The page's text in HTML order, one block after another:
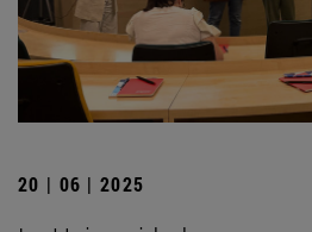
20 | 06 | 2025